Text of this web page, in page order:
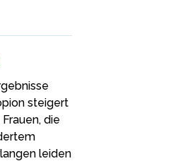
steigert
die
leiden